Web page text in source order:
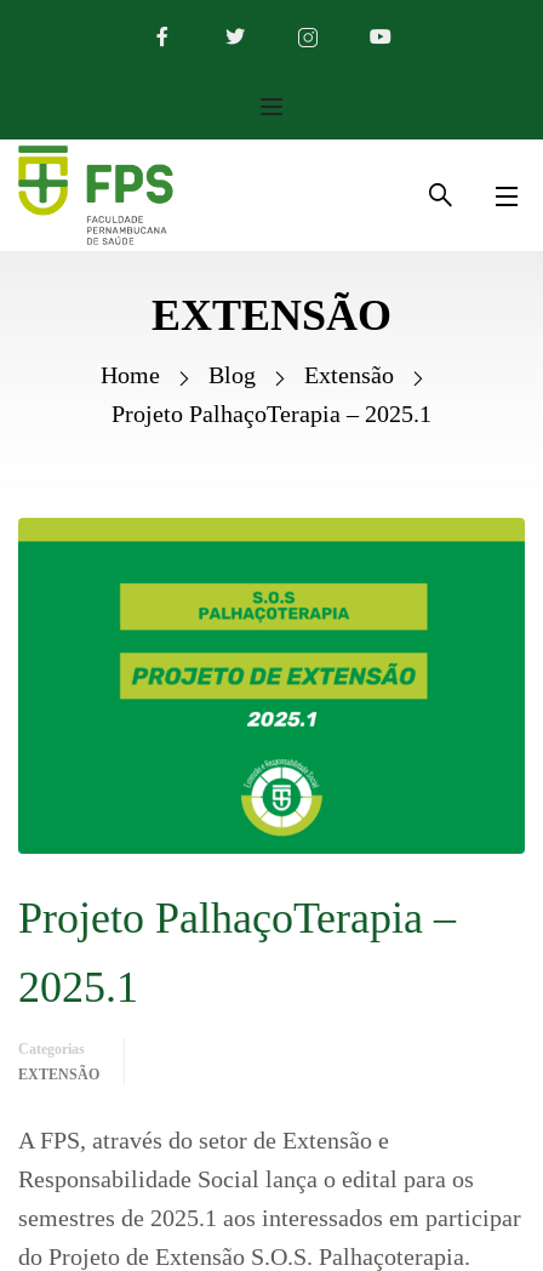
EXTENSÃO
Home Blog
Extensão
Projeto PalhaçoTerapia – 2025.1
Projeto PalhaçoTerapia –
2025.1
Categorias
EXTENSÃO
A FPS, através do setor de Extensão e
Responsabilidade Social lança o edital para os
semestres de 2025.1 aos interessados em participar
do Projeto de Extensão S.O.S. Palhaçoterapia.